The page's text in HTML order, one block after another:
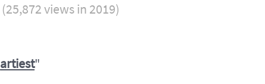
(25,872 views in 2019)
artiest"